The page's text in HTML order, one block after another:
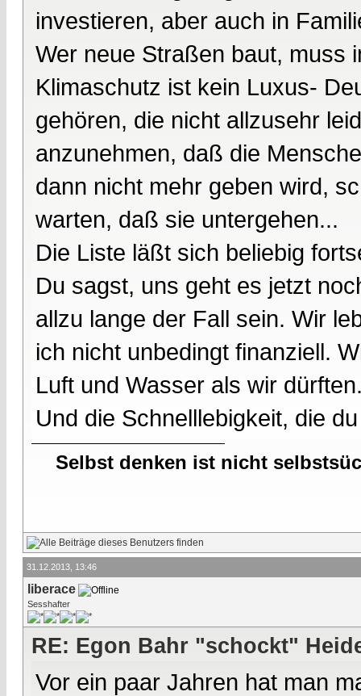
investieren, aber auch in
Wer neue Straßen baut, muss
Klimaschutz ist kein Luxus-
gehören, die nicht allzusehr
anzunehmen, daß die
dann nicht mehr geben wird,
warten, daß sie untergehen...
Die Liste läßt sich beliebig
Du sagst, uns geht es jetzt
allzu lange der Fall sein. Wir
ich nicht unbedingt finanziell.
Luft und Wasser als wir
Und die Schnelllebigkeit, die
Selbst denken ist nicht
31.12.2013, 13:46
liberace
Sesshafter
RE: Egon Bahr "schockt"
Vor ein paar Jahren hat man